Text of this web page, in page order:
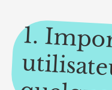
1.